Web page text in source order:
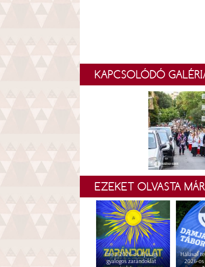
KAPCSOLÓDÓ
EZEKET OLVASTA
Íme a 2026-os ifjúsági
gyalogos zarándoklat
Hálával
2026-os